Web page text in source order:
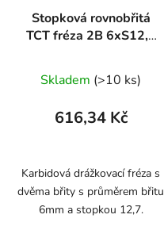
Stopková rovnobřitá
TCT fréza 2B 6xS12,7
hodnocení
produktu
z
5
hvězdiček.
Skladem (>10 ks)
616,34 Kč
Karbidová drážkovací fréza s
dvěma břity s průměrem břitu
6mm a stopkou 12,7.